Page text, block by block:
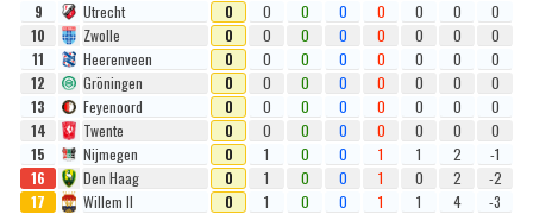
9
Utrecht 0 0 0 0 0 0 0
0
10
Zwolle 0 0 0 0 0 0 0
0
11
Heerenveen 0 0 0 0 0 0 0
0
12
Gröningen 0 0 0 0 0 0 0
0
13
Feyenoord 0 0 0 0 0 0 0
0
14
Twente 0 0 0 0 0 0 0
0
15
Nijmegen 0 1 0 0 1 1 2
-1
16
Den Haag 0 1 0 0 1 0 2
-2
17
Willem II 0 1 0 0 1 1 4
-3